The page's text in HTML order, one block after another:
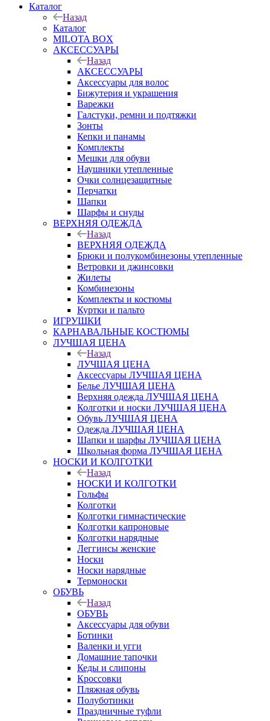
Каталог
Назад
Каталог
MILOTA BOX
АКСЕССУАРЫ
Назад
АКСЕССУАРЫ
Аксессуары для волос
Бижутерия и украшения
Варежки
Галстуки, ремни и подтяжки
Зонты
Кепки и панамы
Комплекты
Мешки для обуви
Наушники утепленные
Очки солнцезащитные
Перчатки
Шапки
Шарфы и снуды
ВЕРХНЯЯ ОДЕЖДА
Назад
ВЕРХНЯЯ ОДЕЖДА
Брюки и полукомбинезоны утепленные
Ветровки и джинсовки
Жилеты
Комбинезоны
Комплекты и костюмы
Куртки и пальто
ИГРУШКИ
КАРНАВАЛЬНЫЕ КОСТЮМЫ
ЛУЧШАЯ ЦЕНА
Назад
ЛУЧШАЯ ЦЕНА
Аксессуары ЛУЧШАЯ ЦЕНА
Белье ЛУЧШАЯ ЦЕНА
Верхняя одежда ЛУЧШАЯ ЦЕНА
Колготки и носки ЛУЧШАЯ ЦЕНА
Обувь ЛУЧШАЯ ЦЕНА
Одежда ЛУЧШАЯ ЦЕНА
Шапки и шарфы ЛУЧШАЯ ЦЕНА
Школьная форма ЛУЧШАЯ ЦЕНА
НОСКИ И КОЛГОТКИ
Назад
НОСКИ И КОЛГОТКИ
Гольфы
Колготки
Колготки гимнастические
Колготки капроновые
Колготки нарядные
Леггинсы женские
Носки
Носки нарядные
Термоноски
ОБУВЬ
Назад
ОБУВЬ
Аксессуары для обуви
Ботинки
Валенки и угги
Домашние тапочки
Кеды и слипоны
Кроссовки
Пляжная обувь
Полуботинки
Праздничные туфли